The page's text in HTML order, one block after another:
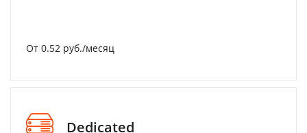
От 0.52 руб./месяц
Dedicated